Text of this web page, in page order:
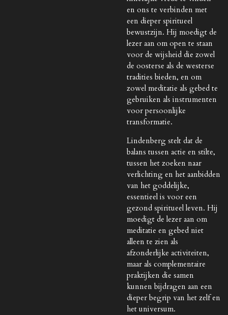
en ons te verbinden met
een dieper spiritueel
bewustzijn. Hij moedigt de
lezer aan om open te staan
voor de wijsheid die zowel
de oosterse als de westerse
tradities bieden, en om
zowel meditatie als gebed te
gebruiken als instrumenten
voor persoonlijke
transformatie.
Lindenberg stelt dat de
balans tussen actie en stilte,
tussen het zoeken naar
verlichting en het aanbidden
van het goddelijke,
essentieel is voor een
gezond spiritueel leven. Hij
moedigt de lezer aan om
meditatie en gebed niet
alleen te zien als
afzonderlijke activiteiten,
maar als complementaire
praktijken die samen
kunnen bijdragen aan een
dieper begrip van het zelf en
het universum.